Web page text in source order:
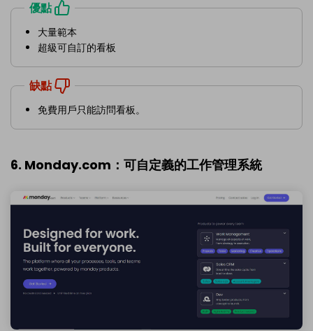
優點
大量範本
超級可自訂的看板
缺點
免費用戶只能訪問看板。
6. Monday.com：可自定義的工作管理系統